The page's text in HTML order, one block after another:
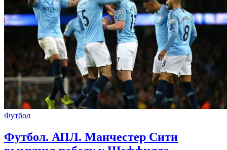
Футбол
Футбол. АПЛ. Манчестер Сити